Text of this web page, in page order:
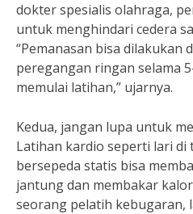
dokter spesialis olahraga,
untuk menghindari cedera
“Pemanasan bisa dilakukan
peregangan ringan selama
memulai latihan,” ujarnya.
Kedua, jangan lupa untuk
Latihan kardio seperti lari di
bersepeda statis bisa
jantung dan membakar
seorang pelatih kebugaran,